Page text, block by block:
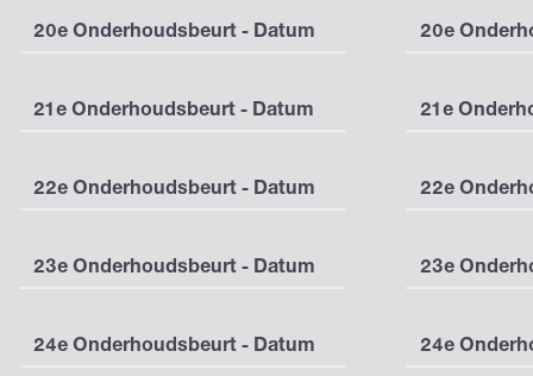
20e Onderhoudsbeurt - Datum 20e
21e Onderhoudsbeurt - Datum 21e
22e Onderhoudsbeurt - Datum 22e
23e Onderhoudsbeurt - Datum 23e
24e Onderhoudsbeurt - Datum 24e